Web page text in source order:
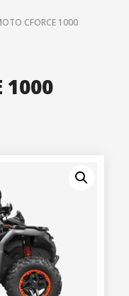
CFORCE 1000
1000